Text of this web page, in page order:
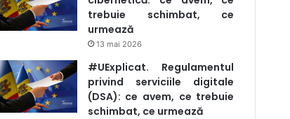
trebuie schimbat, ce
urmează
13 mai 2026
#UExplicat. Regulamentul
privind serviciile digitale
(DSA): ce avem, ce trebuie
schimbat, ce urmează